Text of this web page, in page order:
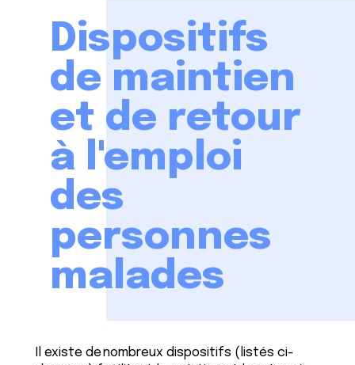
Dispositifs
de maintien
et de retour
à l'emploi
des
personnes
malades
Il existe de nombreux dispositifs (listés ci-